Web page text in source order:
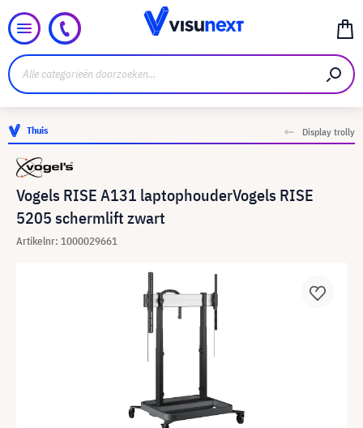
Thuis Display trolly
Vogels RISE A131 laptophouderVogels RISE
5205 schermlift zwart
Artikelnr: 1000029661